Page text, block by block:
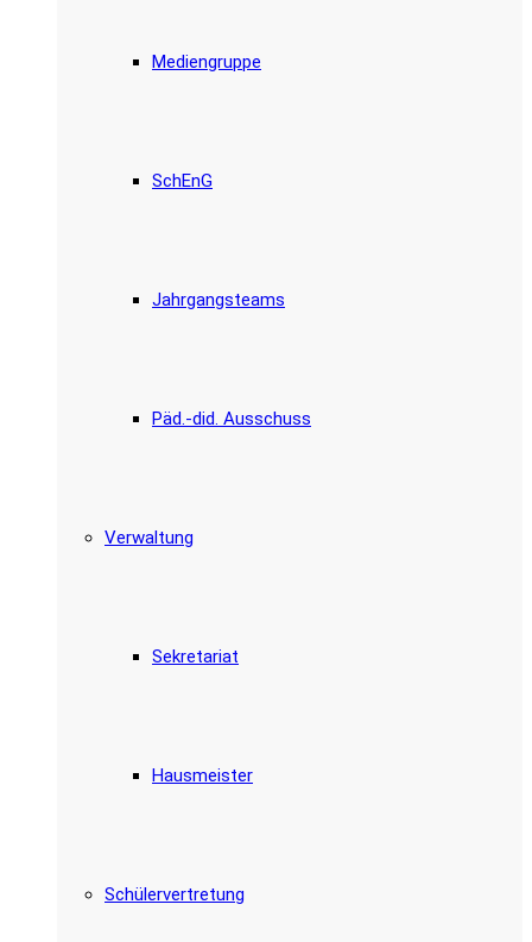
Mediengruppe
SchEnG
Jahrgangsteams
Päd.-did. Ausschuss
Verwaltung
Sekretariat
Hausmeister
Schülervertretung